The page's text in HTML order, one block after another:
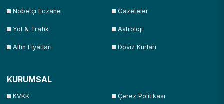
Nöbetçi Eczane Gazeteler
Yol & Trafik Astroloji
Altın Fiyatları Döviz Kurları
KURUMSAL
KVKK Çerez Politikası